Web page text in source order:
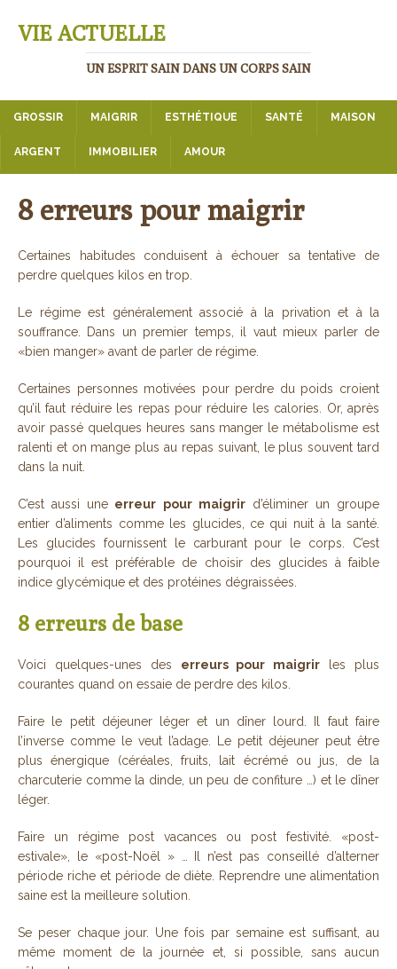
VIE ACTUELLE
UN ESPRIT SAIN DANS UN CORPS SAIN
GROSSIR MAIGRIR ESTHÉTIQUE SANTÉ MAISON
ARGENT IMMOBILIER AMOUR
8 erreurs pour maigrir
Certaines habitudes conduisent à échouer sa tentative de
perdre quelques kilos en trop.
Le régime est généralement associé à la privation et à la
souffrance. Dans un premier temps, il vaut mieux parler de
«bien manger» avant de parler de régime.
Certaines personnes motivées pour perdre du poids croient
qu’il faut réduire les repas pour réduire les calories. Or, après
avoir passé quelques heures sans manger le métabolisme est
ralenti et on mange plus au repas suivant, le plus souvent tard
dans la nuit.
C’est aussi une erreur pour maigrird’éliminer un groupe
entier d’aliments comme les glucides, ce qui nuit à la santé.
Les glucides fournissent le carburant pour le corps. C’est
pourquoi il est préférable de choisir des glucides à faible
indice glycémique et des protéines dégraissées.
8 erreurs de base
Voici quelques-unes des erreurs pour maigrir les plus
courantes quand on essaie de perdre des kilos.
Faire le petit déjeuner léger et un dîner lourd. Il faut faire
l’inverse comme le veut l’adage. Le petit déjeuner peut être
plus énergique (céréales, fruits, lait écrémé ou jus, de la
charcuterie comme la dinde, un peu de confiture …) et le dîner
léger.
Faire un régime post vacances ou post festivité. «post-
estivale», le «post-Noël » … Il n’est pas conseillé d’alterner
période riche et période de diète. Reprendre une alimentation
saine est la meilleure solution.
Se peser chaque jour. Une fois par semaine est suffisant, au
même moment de la journée et, si possible, sans aucun